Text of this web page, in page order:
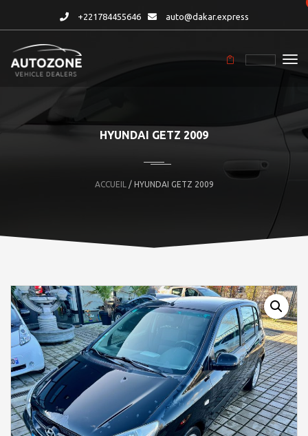
+221784455646 auto@dakar.express
HYUNDAI GETZ 2009
ACCUEIL / HYUNDAI GETZ 2009